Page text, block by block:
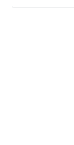
Показать ещё